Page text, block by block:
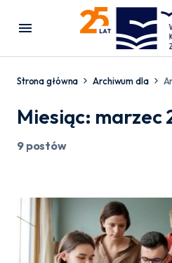
Strona główna Archiwum dla
Miesiąc: marzec
9 postów